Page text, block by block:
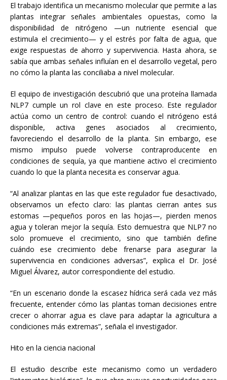
El trabajo identifica un mecanismo molecular que permite a las
plantas integrar señales ambientales opuestas, como la
disponibilidad de nitrógeno —un nutriente esencial que
estimula el crecimiento— y el estrés por falta de agua, que
exige respuestas de ahorro y supervivencia. Hasta ahora, se
sabía que ambas señales influían en el desarrollo vegetal, pero
no cómo la planta las conciliaba a nivel molecular.
El equipo de investigación descubrió que una proteína llamada
NLP7 cumple un rol clave en este proceso. Este regulador
actúa como un centro de control: cuando el nitrógeno está
disponible, activa genes asociados al crecimiento,
favoreciendo el desarrollo de la planta. Sin embargo, ese
mismo impulso puede volverse contraproducente en
condiciones de sequía, ya que mantiene activo el crecimiento
cuando lo que la planta necesita es conservar agua.
“Al analizar plantas en las que este regulador fue desactivado,
observamos un efecto claro: las plantas cierran antes sus
estomas —pequeños poros en las hojas—, pierden menos
agua y toleran mejor la sequía. Esto demuestra que NLP7 no
solo promueve el crecimiento, sino que también define
cuándo ese crecimiento debe frenarse para asegurar la
supervivencia en condiciones adversas”, explica el Dr. José
Miguel Álvarez, autor correspondiente del estudio.
“En un escenario donde la escasez hídrica será cada vez más
frecuente, entender cómo las plantas toman decisiones entre
crecer o ahorrar agua es clave para adaptar la agricultura a
condiciones más extremas”, señala el investigador.
Hito en la ciencia nacional
El estudio describe este mecanismo como un verdadero